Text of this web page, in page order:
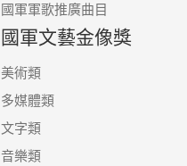
國軍軍歌推廣曲目
國軍文藝金像獎
美術類
多媒體類
文字類
音樂類